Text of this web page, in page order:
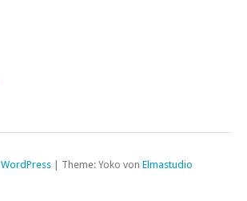
WordPress Theme: Yoko von Elmastudio